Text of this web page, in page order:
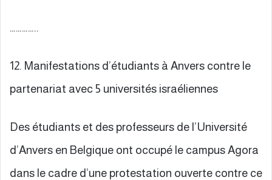
…………..
12. Manifestations d’étudiants à Anvers contre le
partenariat avec 5 universités israéliennes
Des étudiants et des professeurs de l’Université
d’Anvers en Belgique ont occupé le campus Agora
dans le cadre d’une protestation ouverte contre ce